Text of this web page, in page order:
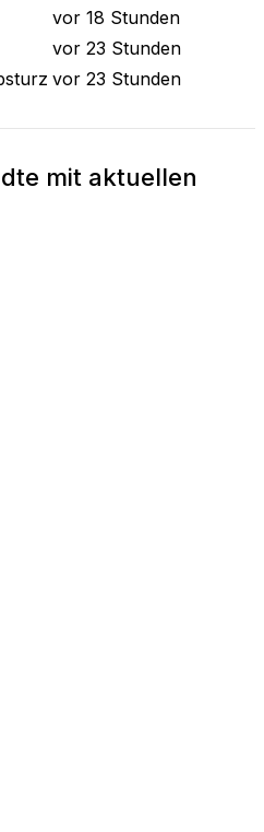
vor 18 Stunden
vor 23 Stunden
vor 23 Stunden
mit aktuellen